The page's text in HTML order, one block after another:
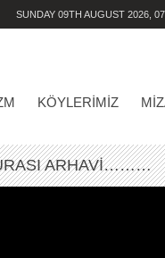
SUNDAY 09TH AUGUST 2026,
KÖYLERIMIZ
ARHAVİ………